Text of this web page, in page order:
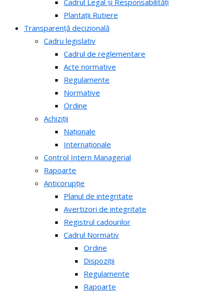
Cadrul Legal și Responsabilități
Plantații Rutiere
Transparență decizională
Cadru legislativ
Cadrul de reglementare
Acte normative
Regulamente
Normative
Ordine
Achiziții
Naționale
Internaționale
Control Intern Managerial
Rapoarte
Anticorupție
Planul de integritate
Avertizori de integritate
Registrul cadourilor
Cadrul Normativ
Ordine
Dispoziții
Regulamente
Rapoarte